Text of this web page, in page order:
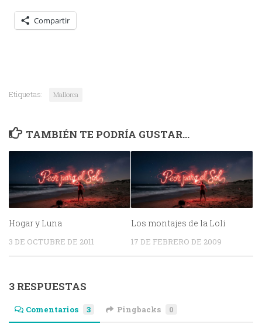
Compartir
Etiquetas: Mallorca
TAMBIÉN TE PODRÍA GUSTAR...
Hogar y Luna
3 DE OCTUBRE DE 2011
Los montajes de la Loli
17 DE FEBRERO DE 2009
3 RESPUESTAS
Comentarios 3 Pingbacks 0